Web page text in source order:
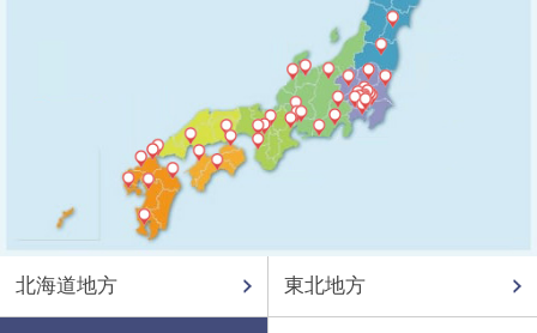
北海道地方 東北地方